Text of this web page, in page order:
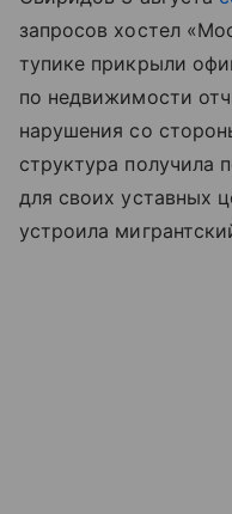
запросов хостел
тупике прикрыли
по недвижимости
нарушения со
структура получила
для своих уставных
устроила